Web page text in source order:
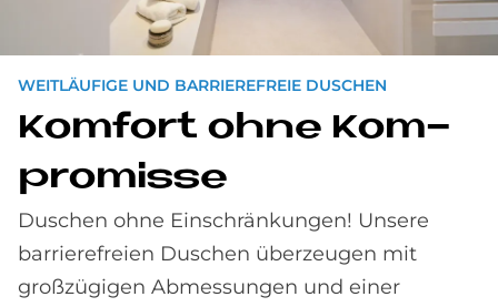
WEITLÄUFIGE UND BARRIEREFREIE DUSCHEN
Kom­fort ohne Kom­
pro­mis­se
Duschen ohne Einschränkungen! Unsere
barrierefreien Duschen überzeugen mit
großzügigen Abmessungen und einer